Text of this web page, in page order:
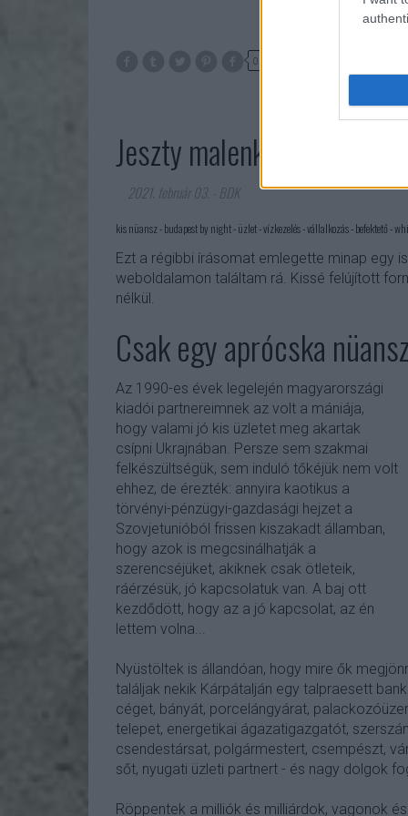
0
Jeszty malenkij nyuansz
2021. február 03. BDK
kis nüansz - budapest by night - üzlet - vízkezelés - vállalkozás - befektető -
Ezt a régibbi írásomat emlegette minap egy
weboldalamon találtam rá. Kissé felújított
nélkül.
Csak egy aprócska nüansz
Az 1990-es évek legelején magyarországi
kiadói partnereimnek az volt a mániája,
hogy valami jó kis üzletet meg akartak
csípni Ukrajnában. Persze sem szakmai
felkészültségük, sem induló tőkéjük nem volt
ehhez, de érezték: annyira kaotikus a
törvényi-pénzügyi-gazdasági hejzet a
Szovjetunióból frissen kiszakadt államban,
hogy azok is megcsinálhatják a
szerencséjüket, akiknek csak ötleteik,
ráérzésük, jó kapcsolatuk van. A baj ott
kezdődött, hogy az a jó kapcsolat, az én
lettem volna...
Nyüstöltek is állandóan, hogy mire ők
találjak nekik Kárpátalján egy talpraesett
céget, bányát, porcelángyárat,
telepet, energetikai ágazatigazgatót,
csendestársat, polgármestert, csempészt,
sőt, nyugati üzleti partnert - és nagy dolgok
Röppentek a milliók és milliárdok, vagonok